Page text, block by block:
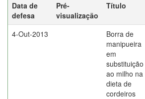
Data de
defesa
Pré-
visualização
Título
4-Out-2013
Borra de
manipueira
em
substituição
ao milho na
dieta de
cordeiros